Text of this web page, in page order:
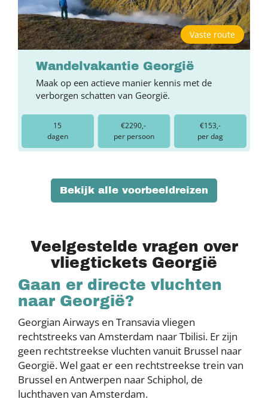
Vaste route
Wandelvakantie Georgië
Maak op een actieve manier kennis met de
verborgen schatten van Georgië.
15
dagen
€2290,-
per persoon
€153,-
per dag
Bekijk alle voorbeeldreizen
Veelgestelde vragen over
vliegtickets Georgië
Gaan er directe vluchten
naar Georgië?
Georgian Airways en Transavia vliegen
rechtstreeks van Amsterdam naar Tbilisi. Er zijn
geen rechtstreekse vluchten vanuit Brussel naar
Georgië. Wel gaat er een rechtstreekse trein van
Brussel en Antwerpen naar Schiphol, de
luchthaven van Amsterdam.